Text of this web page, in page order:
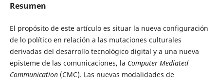
Resumen
El propósito de este artículo es situar la nueva configuración
de lo político en relación a las mutaciones culturales
derivadas del desarrollo tecnológico digital y a una nueva
episteme de las comunicaciones, la Computer Mediated
Communication(CMC). Las nuevas modalidades de